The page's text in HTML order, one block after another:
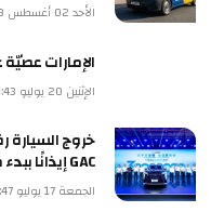
الأحد 02 أغسطس 7:08 م
الإمارات
الإثنين 20 يوليو 3:43 م
GAC إيذانًا ببدء مرحلة جديدة من النمو العالمي
الجمعة 17 يوليو 4:47 م